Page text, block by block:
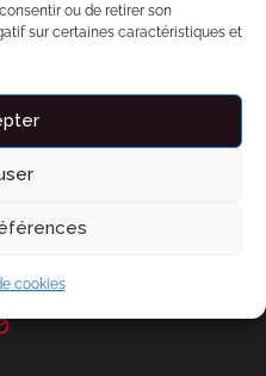
ou de retirer son
sur certaines caractéristiques et
cookies
de plage